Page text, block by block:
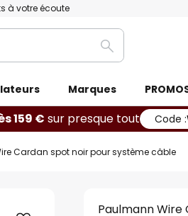
à votre écoute
Rechercher
Marques
159 € sur presque tout Code :
Cardan spot noir pour système câble
Paulmann